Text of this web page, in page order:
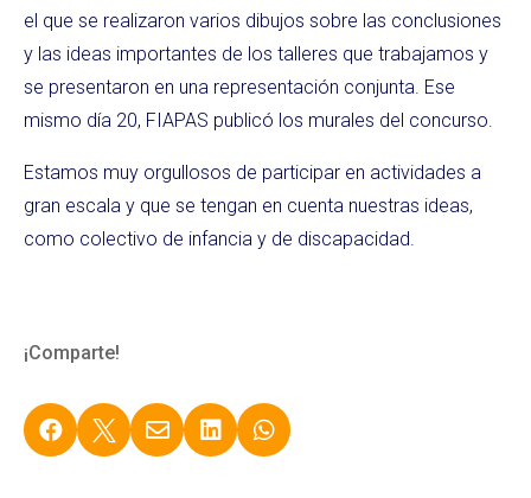
el que se realizaron varios dibujos sobre las conclusiones
y las ideas importantes de los talleres que trabajamos y
se presentaron en una representación conjunta. Ese
mismo día 20, FIAPAS publicó los murales del concurso.
Estamos muy orgullosos de participar en actividades a
gran escala y que se tengan en cuenta nuestras ideas,
como colectivo de infancia y de discapacidad.
¡Comparte!
    